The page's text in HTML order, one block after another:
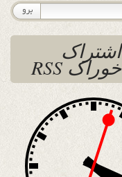
اشتراک
خوراک RSS